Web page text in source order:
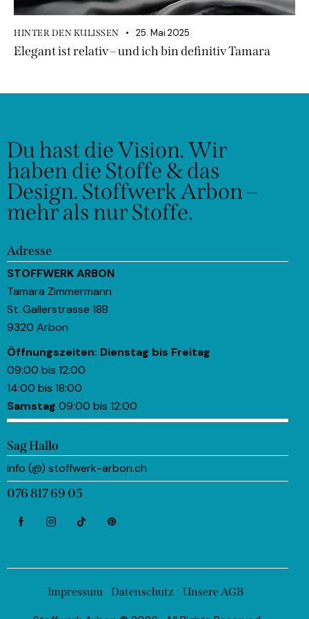
HINTER DEN KULISSEN 25. Mai 2025
Elegant ist relativ – und ich bin definitiv Tamara
Du hast die Vision.Wir
haben die Stoffe & das
Design. Stoffwerk Arbon –
mehr als nur Stoffe.
Adresse
STOFFWERK ARBON
Tamara Zimmermann
St. Gallerstrasse 18B
9320 Arbon
Öffnungszeiten: Dienstag bis Freitag
09:00 bis 12:00
14:00 bis 18:00
Samstag 09:00 bis 12:00
Sag Hallo
info (@) stoffwerk-arbon.ch
076 817 69 05
Impressum Datenschutz Unsere AGB